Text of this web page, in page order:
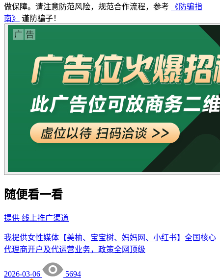
做保障。请注意防范风险，规范合作流程，参考
《防骗指
南》
谨防骗子！
随便看一看
提供 线上推广渠道
我提供女性媒体【美柚、宝宝树、妈妈网、小红书】全国核心
代理商开户及代运营业务，政策全网顶级
2026-03-06 5694